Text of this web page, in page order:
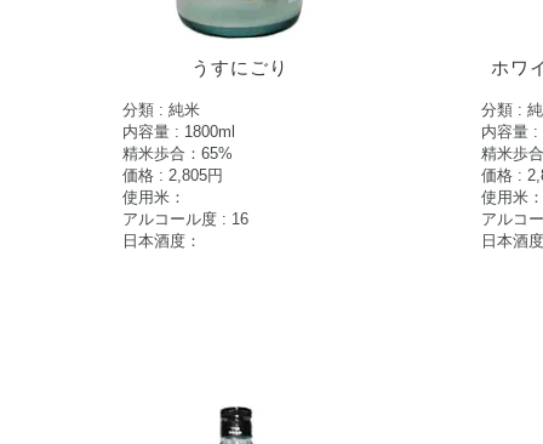
うすにごり
分類 : 純米
内容量 : 1800ml
​精米歩合：65%
価格 : 2,805円
使用米：
アルコール度 : 16
日本酒度：
ホワ
分類 :
内容量 :
精米歩
価格 :
使用米：
アルコ
日本酒